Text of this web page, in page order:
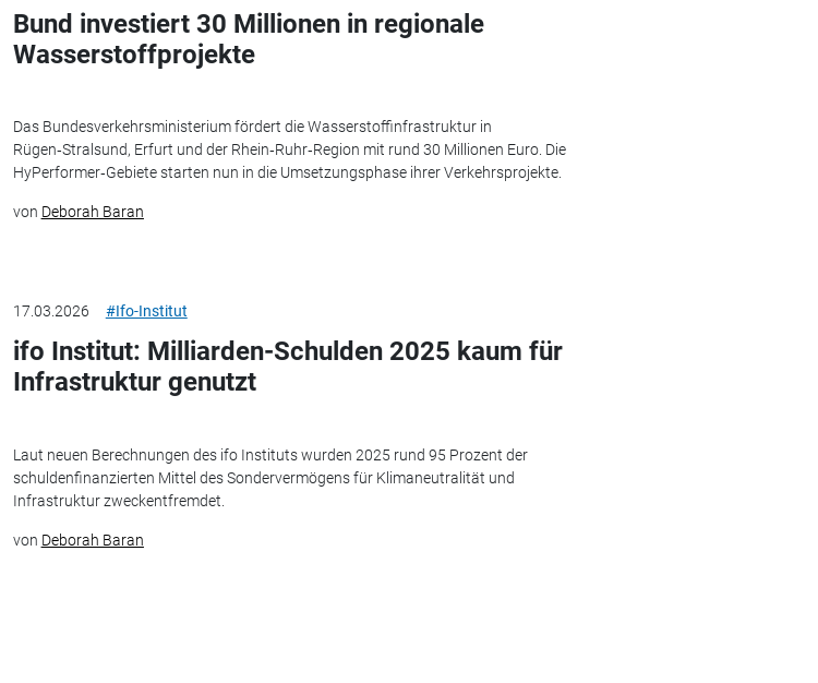
Bund investiert 30 Millionen in regionale
Wasserstoffprojekte
Das Bundesverkehrsministerium fördert die Wasserstoffinfrastruktur in
Rügen‑Stralsund, Erfurt und der Rhein‑Ruhr‑Region mit rund 30 Millionen Euro. Die
HyPerformer‑Gebiete starten nun in die Umsetzungsphase ihrer Verkehrsprojekte.
von Deborah Baran
17.03.2026 #Ifo-Institut
ifo Institut: Milliarden-Schulden 2025 kaum für
Infrastruktur genutzt
Laut neuen Berechnungen des ifo Instituts wurden 2025 rund 95 Prozent der
schuldenfinanzierten Mittel des Sondervermögens für Klimaneutralität und
Infrastruktur zweckentfremdet.
von Deborah Baran